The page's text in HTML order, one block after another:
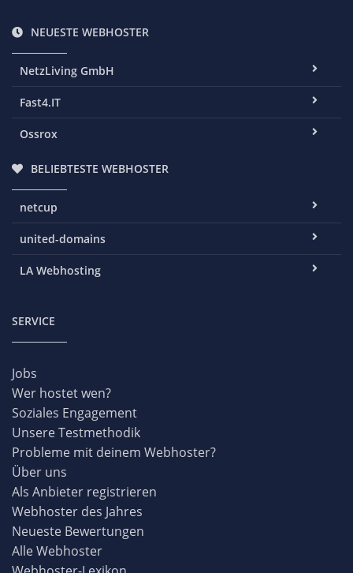
NEUESTE WEBHOSTER
NetzLiving GmbH
Fast4.IT
Ossrox
BELIEBTESTE WEBHOSTER
netcup
united-domains
LA Webhosting
SERVICE
Jobs
Wer hostet wen?
Soziales Engagement
Unsere Testmethodik
Probleme mit deinem Webhoster?
Über uns
Als Anbieter registrieren
Webhoster des Jahres
Neueste Bewertungen
Alle Webhoster